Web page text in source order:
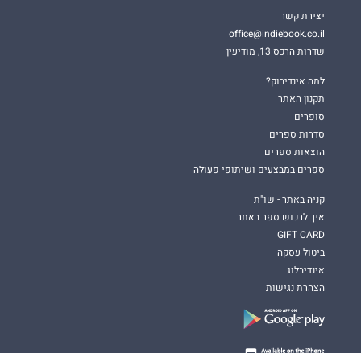
יצירת קשר
office@indiebook.co.il
שדרות הרכס 13, מודיעין
למה אינדיבוק?
תקנון האתר
סופרים
סדרות ספרים
הוצאות ספרים
ספרים במבצעים ושיתופי פעולה
קניה באתר - שו"ת
איך לרכוש ספר באתר
GIFT CARD
ביטול עסקה
אינדיבלוג
הצהרת נגישות